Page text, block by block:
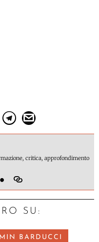
critica, approfondimento
SU:
BARDUCCI